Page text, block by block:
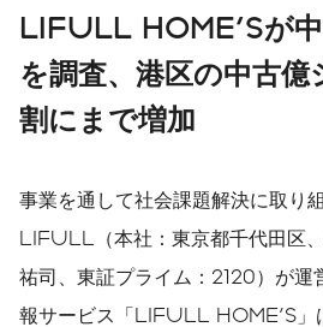
採用サイト
Japanese
サステナビリティ
LIFULL HOME'Sが
を調査、港区の中古
割にまで増加
事業を通して社会課題解決に取り
LIFULL（本社：東京都千代田区
祐司、東証プライム：2120）が運
報サービス「LIFULL HOME'S」